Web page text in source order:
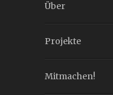
Über
Projekte
Mitmachen!